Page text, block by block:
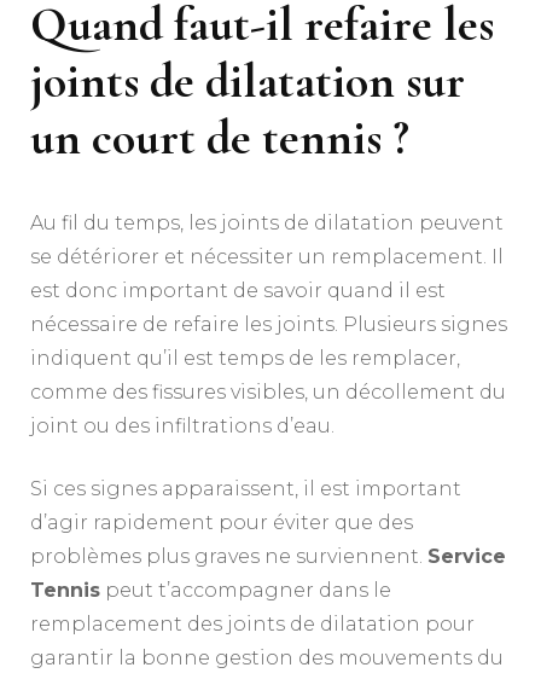
Quand faut-il refaire les
joints de dilatation sur
un court de tennis ?
Au fil du temps, les joints de dilatation peuvent
se détériorer et nécessiter un remplacement. Il
est donc important de savoir quand il est
nécessaire de refaire les joints. Plusieurs signes
indiquent qu’il est temps de les remplacer,
comme des fissures visibles, un décollement du
joint ou des infiltrations d’eau.
Si ces signes apparaissent, il est important
d’agir rapidement pour éviter que des
problèmes plus graves ne surviennent. Service
Tennis peut t’accompagner dans le
remplacement des joints de dilatation pour
garantir la bonne gestion des mouvements du